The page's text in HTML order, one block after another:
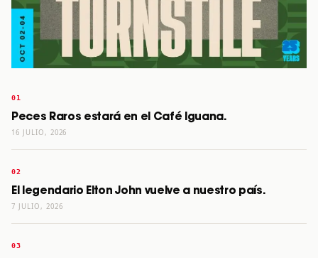
Peces Raros estará en el Café Iguana.
16 JULIO, 2026
El legendario Elton John vuelve a nuestro país.
7 JULIO, 2026